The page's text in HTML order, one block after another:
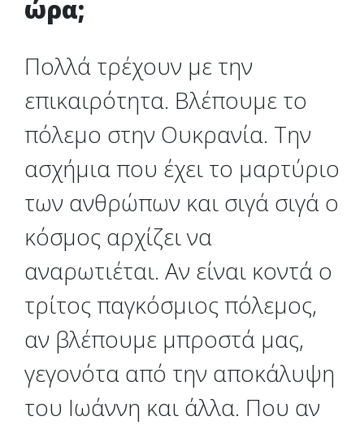
ώρα;
Πολλά τρέχουν με την
επικαιρότητα. Βλέπουμε το
πόλεμο στην Ουκρανία. Την
ασχήμια που έχει το μαρτύριο
των ανθρώπων και σιγά σιγά ο
κόσμος αρχίζει να
αναρωτιέται. Αν είναι κοντά ο
τρίτος παγκόσμιος πόλεμος,
αν βλέπουμε μπροστά μας,
γεγονότα από την αποκάλυψη
του Ιωάννη και άλλα. Που αν